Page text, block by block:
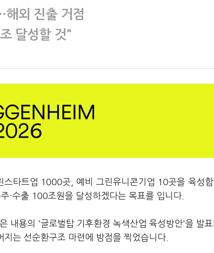
외 진출 거점
달성할 것"
타트업 1000곳, 예비 그린유니콘기업 10곳을 육성합
·수출 100조원을 달성하겠다는 목표를 입니다.
내용의 '글로벌탑 기후환경 녹색산업 육성방안'을 발표
는 선순환구조 마련에 방점을 찍었습니다.